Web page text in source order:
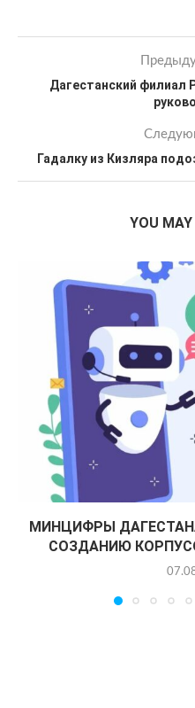
Дагестанский филиал
Гадалку из Кизляра
YOU
МИНЦИФРЫ
СОЗДАНИЮ